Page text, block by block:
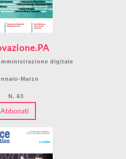
digitale
Marzo
N. 63
Abbonati